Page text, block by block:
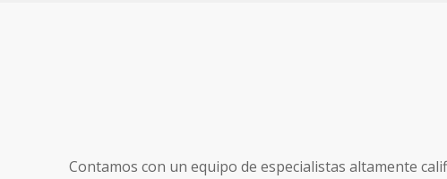
Contamos con un equipo de especialistas altamente